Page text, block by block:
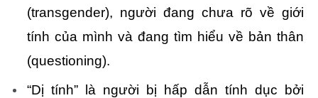
(transgender), người đang chưa rõ về giới
tính của mình và đang tìm hiểu về bản thân
(questioning).
“Dị tính” là người bị hấp dẫn tính dục bởi